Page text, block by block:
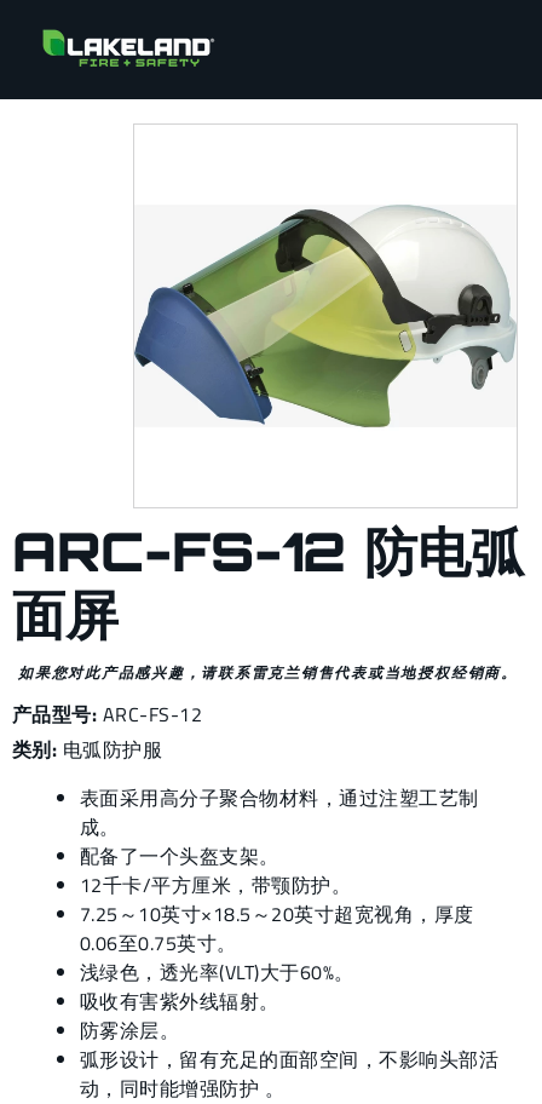
ARC-FS-12 防电弧
面屏
如果您对此产品感兴趣，请联系雷克兰销售代表或当地授权经销商。
产品型号: ARC-FS-12
类别: 电弧防护服
表面采用高分子聚合物材料，通过注塑工艺制
成。
配备了一个头盔支架。
12千卡/平方厘米，带颚防护。
7.25～10英寸×18.5～20英寸超宽视角，厚度
0.06至0.75英寸。
浅绿色，透光率(VLT)大于60%。
吸收有害紫外线辐射。
防雾涂层。
弧形设计，留有充足的面部空间，不影响头部活
动，同时能增强防护 。